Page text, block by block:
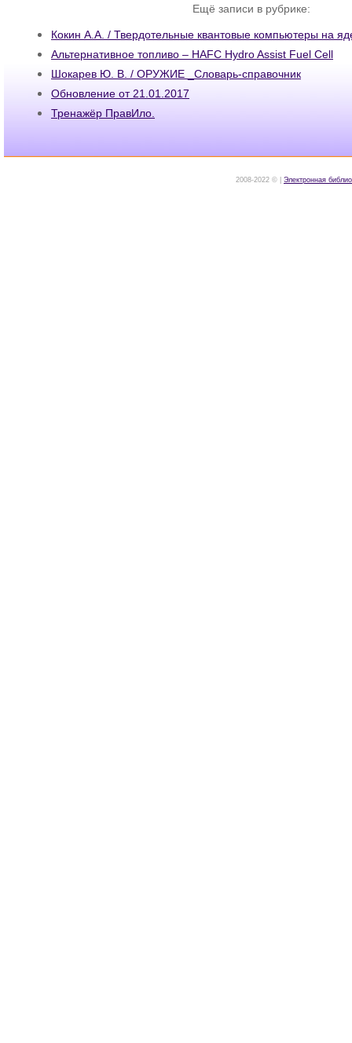
Ещё записи в рубрике:
Кокин А.А. / Твердотельные квантовые компьютеры на
Альтернативное топливо – HAFC Hydro Assist Fuel Cell
Шокарев Ю. В. / ОРУЖИЕ _Словарь-справочник
Обновление от 21.01.2017
Тренажёр ПравИло.
2008-2022 © | Электронная